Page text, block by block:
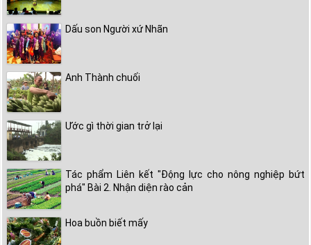
Dấu son Người xứ Nhãn
Anh Thành chuối
Ước gì thời gian trở lại
Tác phẩm Liên kết "Động lực cho nông nghiệp bứt
phá" Bài 2. Nhận diện rào cản
Hoa buồn biết mấy